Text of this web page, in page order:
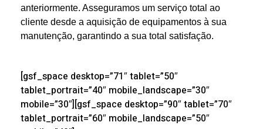
anteriormente. Asseguramos um serviço total ao
cliente desde a aquisição de equipamentos à sua
manutenção, garantindo a sua total satisfação.
[gsf_space desktop=”71″ tablet=”50″
tablet_portrait=”40″ mobile_landscape=”30″
mobile=”30″][gsf_space desktop=”90″ tablet=”70″
tablet_portrait=”60″ mobile_landscape=”50″